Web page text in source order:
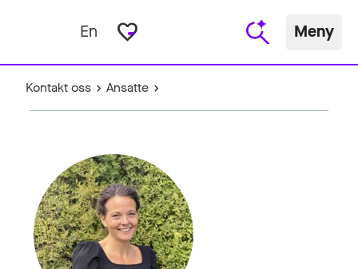
En favorite_border Meny
Kontakt oss Ansatte